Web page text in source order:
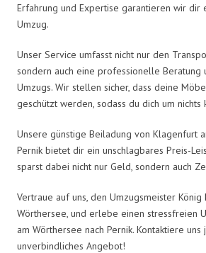
Erfahrung und Expertise garantieren wir dir
Umzug.
Unser Service umfasst nicht nur den
sondern auch eine professionelle Beratung
Umzugs. Wir stellen sicher, dass deine
geschützt werden, sodass du dich um nichts
Unsere günstige Beiladung von Klagenfurt
Pernik bietet dir ein unschlagbares Preis-
sparst dabei nicht nur Geld, sondern auch
Vertraue auf uns, den Umzugsmeister
Wörthersee, und erlebe einen stressfreien
am Wörthersee nach Pernik. Kontaktiere
unverbindliches Angebot!